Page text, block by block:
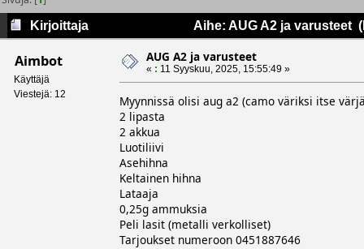
Kirjoittaja Aihe: AUG A2 ja varusteet
Aimbot
Käyttäjä
Viestejä: 12
AUG A2 ja varusteet
« : 11 Syyskuu, 2025, 15:55:49 »
Myynnissä olisi aug a2 (camo väriksi itse
2 lipasta
2 akkua
Luotiliivi
Asehihna
Keltainen hihna
Lataaja
0,25g ammuksia
Peli lasit (metalli verkolliset)
Tarjoukset numeroon 0451887646